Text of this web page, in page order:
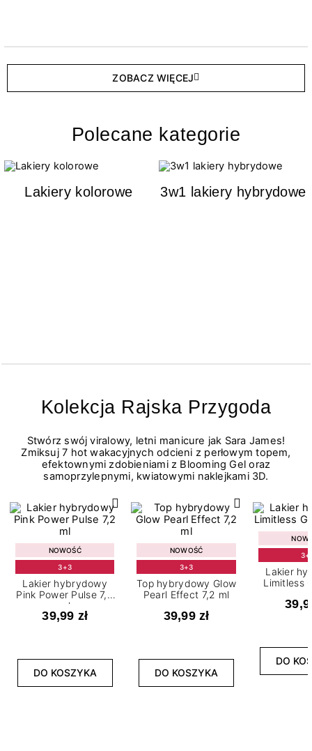
ZOBACZ WIĘCEJ
Polecane kategorie
Lakiery kolorowe 3w1 lakiery hybrydowe
Kolekcja Rajska Przygoda
Stwórz swój viralowy, letni manicure jak Sara James!
Zmiksuj 7 hot wakacyjnych odcieni z perłowym topem,
efektownymi zdobieniami z Blooming Gel oraz
samoprzylepnymi, kwiatowymi naklejkami 3D.
NOWOŚĆ
3+3
Lakier hybrydowy
Pink Power Pulse 7,2
ml
39,99 zł
DO KOSZYKA
NOWOŚĆ
3+3
Top hybrydowy Glow
Pearl Effect 7,2 ml
39,99 zł
DO KOSZYKA
Lakier
Limitless
DO